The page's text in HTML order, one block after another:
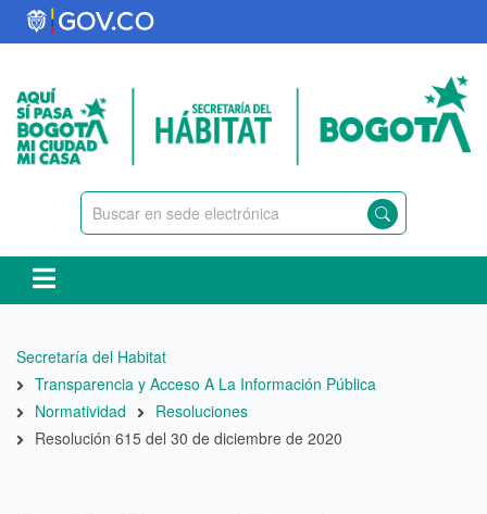
Pasar
al
principal
Ruta
de
navegación
Secretaría del Habitat
Transparencia y Acceso A La Información Pública
Normatividad
Resoluciones
Resolución 615 del 30 de diciembre de 2020